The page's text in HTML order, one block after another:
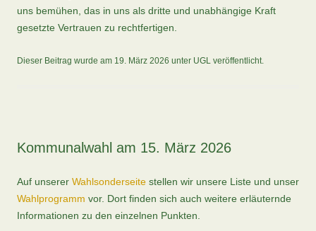
uns bemühen, das in uns als dritte und unabhängige Kraft
gesetzte Vertrauen zu rechtfertigen.
Dieser Beitrag wurde am 19. März 2026 unter UGL veröffentlicht.
Kommunalwahl am 15. März 2026
Auf unserer Wahlsonderseite stellen wir unsere Liste und unser
Wahlprogramm vor. Dort finden sich auch weitere erläuternde
Informationen zu den einzelnen Punkten.